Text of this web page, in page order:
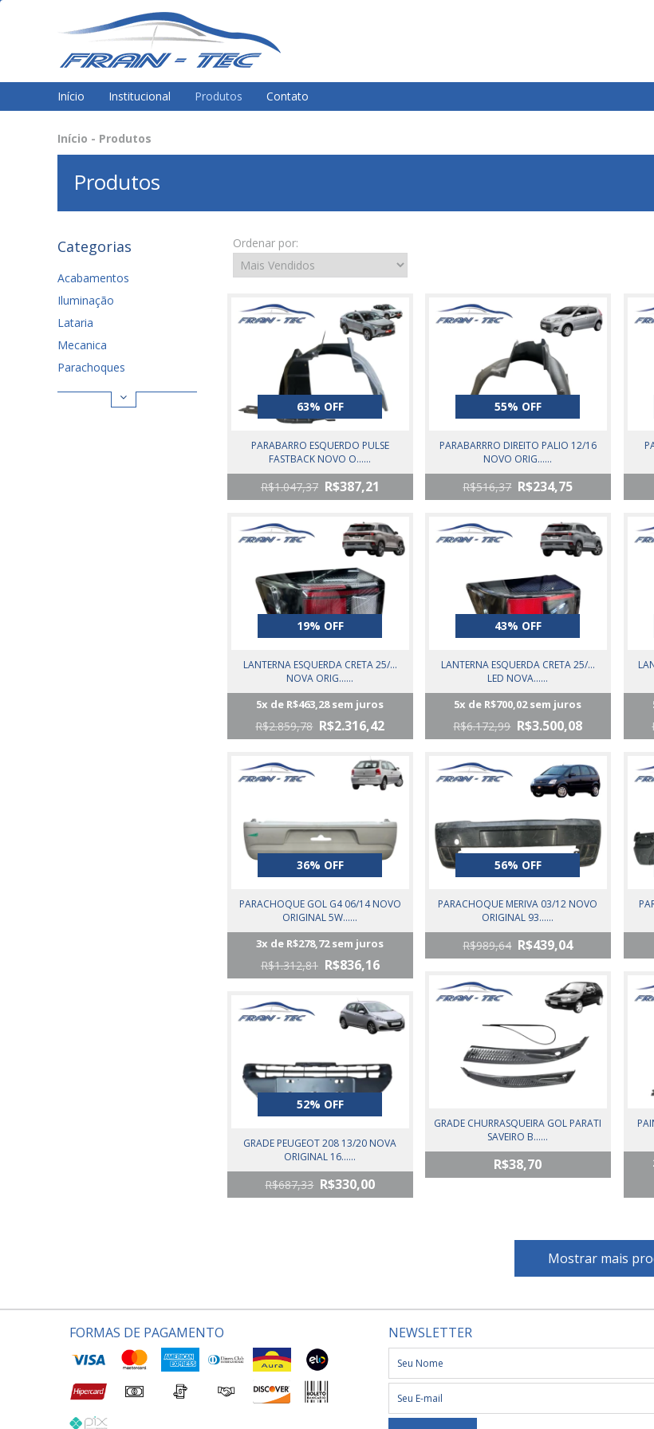
Início Institucional Produtos Contato
Início - Produtos
Produtos
Categorias
Acabamentos
Iluminação
Lataria
Mecanica
Parachoques
Ordenar por:
63% OFF
PARABARRO ESQUERDO PULSE
FASTBACK NOVO O......
R$1.047,37 R$387,21
55% OFF
PARABARRRO DIREITO PALIO 12/16
NOVO ORIG......
R$516,37 R$234,75
19% OFF
LANTERNA ESQUERDA CRETA 25/...
NOVA ORIG......
5x de R$463,28sem juros
R$2.859,78 R$2.316,42
43% OFF
LANTERNA ESQUERDA CRETA 25/...
LED NOVA......
5x de R$700,02sem juros
R$6.172,99 R$3.500,08
36% OFF
PARACHOQUE GOL G4 06/14 NOVO
ORIGINAL 5W......
3x de R$278,72sem juros
R$1.312,81 R$836,16
56% OFF
PARACHOQUE MERIVA 03/12 NOVO
ORIGINAL 93......
R$989,64 R$439,04
52% OFF
GRADE PEUGEOT 208 13/20 NOVA
ORIGINAL 16......
R$687,33 R$330,00
GRADE CHURRASQUEIRA GOL PARATI
SAVEIRO B......
R$38,70
Mostrar mais
FORMAS DE PAGAMENTO NEWSLETTER